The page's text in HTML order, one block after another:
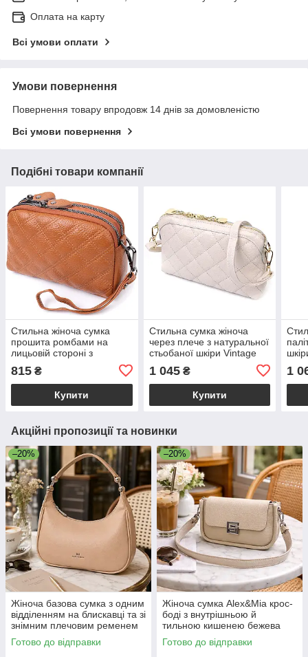
Оплата на карту
Всі умови оплати
Умови повернення
Повернення товару впродовж 14 днів за домовленістю
Всі умови повернення
Подібні товари компанії
Стильна жіноча сумка
прошита ромбами на
лицьовій стороні з
натуральної шкіри Vintage
22809 Рудий
815 ₴
Купити
Стильна сумка жіноча
через плече з натуральної
стьобаної шкіри Vintage
1 045₴
Купити
1
Акційні пропозиції та новинки
–20%
Жіноча базова сумка з одним
відділенням на блискавці та зі
знімним плечовим ременем
екошкіра бежевий Alex&Mia
CD-9128
Готово до відправки
–20%
Жіноча сумка Alex&Mia крос-
боді з внутрішньою й
тильною кишенею бежева
Готово до відправки